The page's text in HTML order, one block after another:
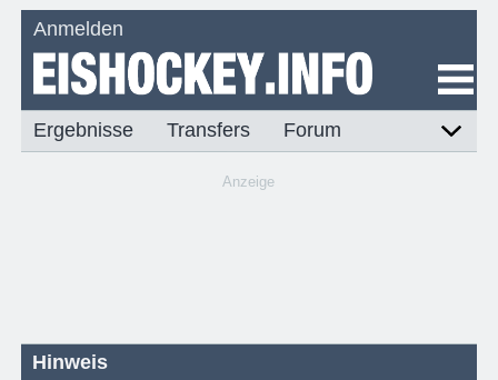
Anmelden
Ergebnisse Transfers Forum
Anzeige
Hinweis